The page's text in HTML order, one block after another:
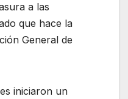
a las
que hace la
General de
iniciaron un